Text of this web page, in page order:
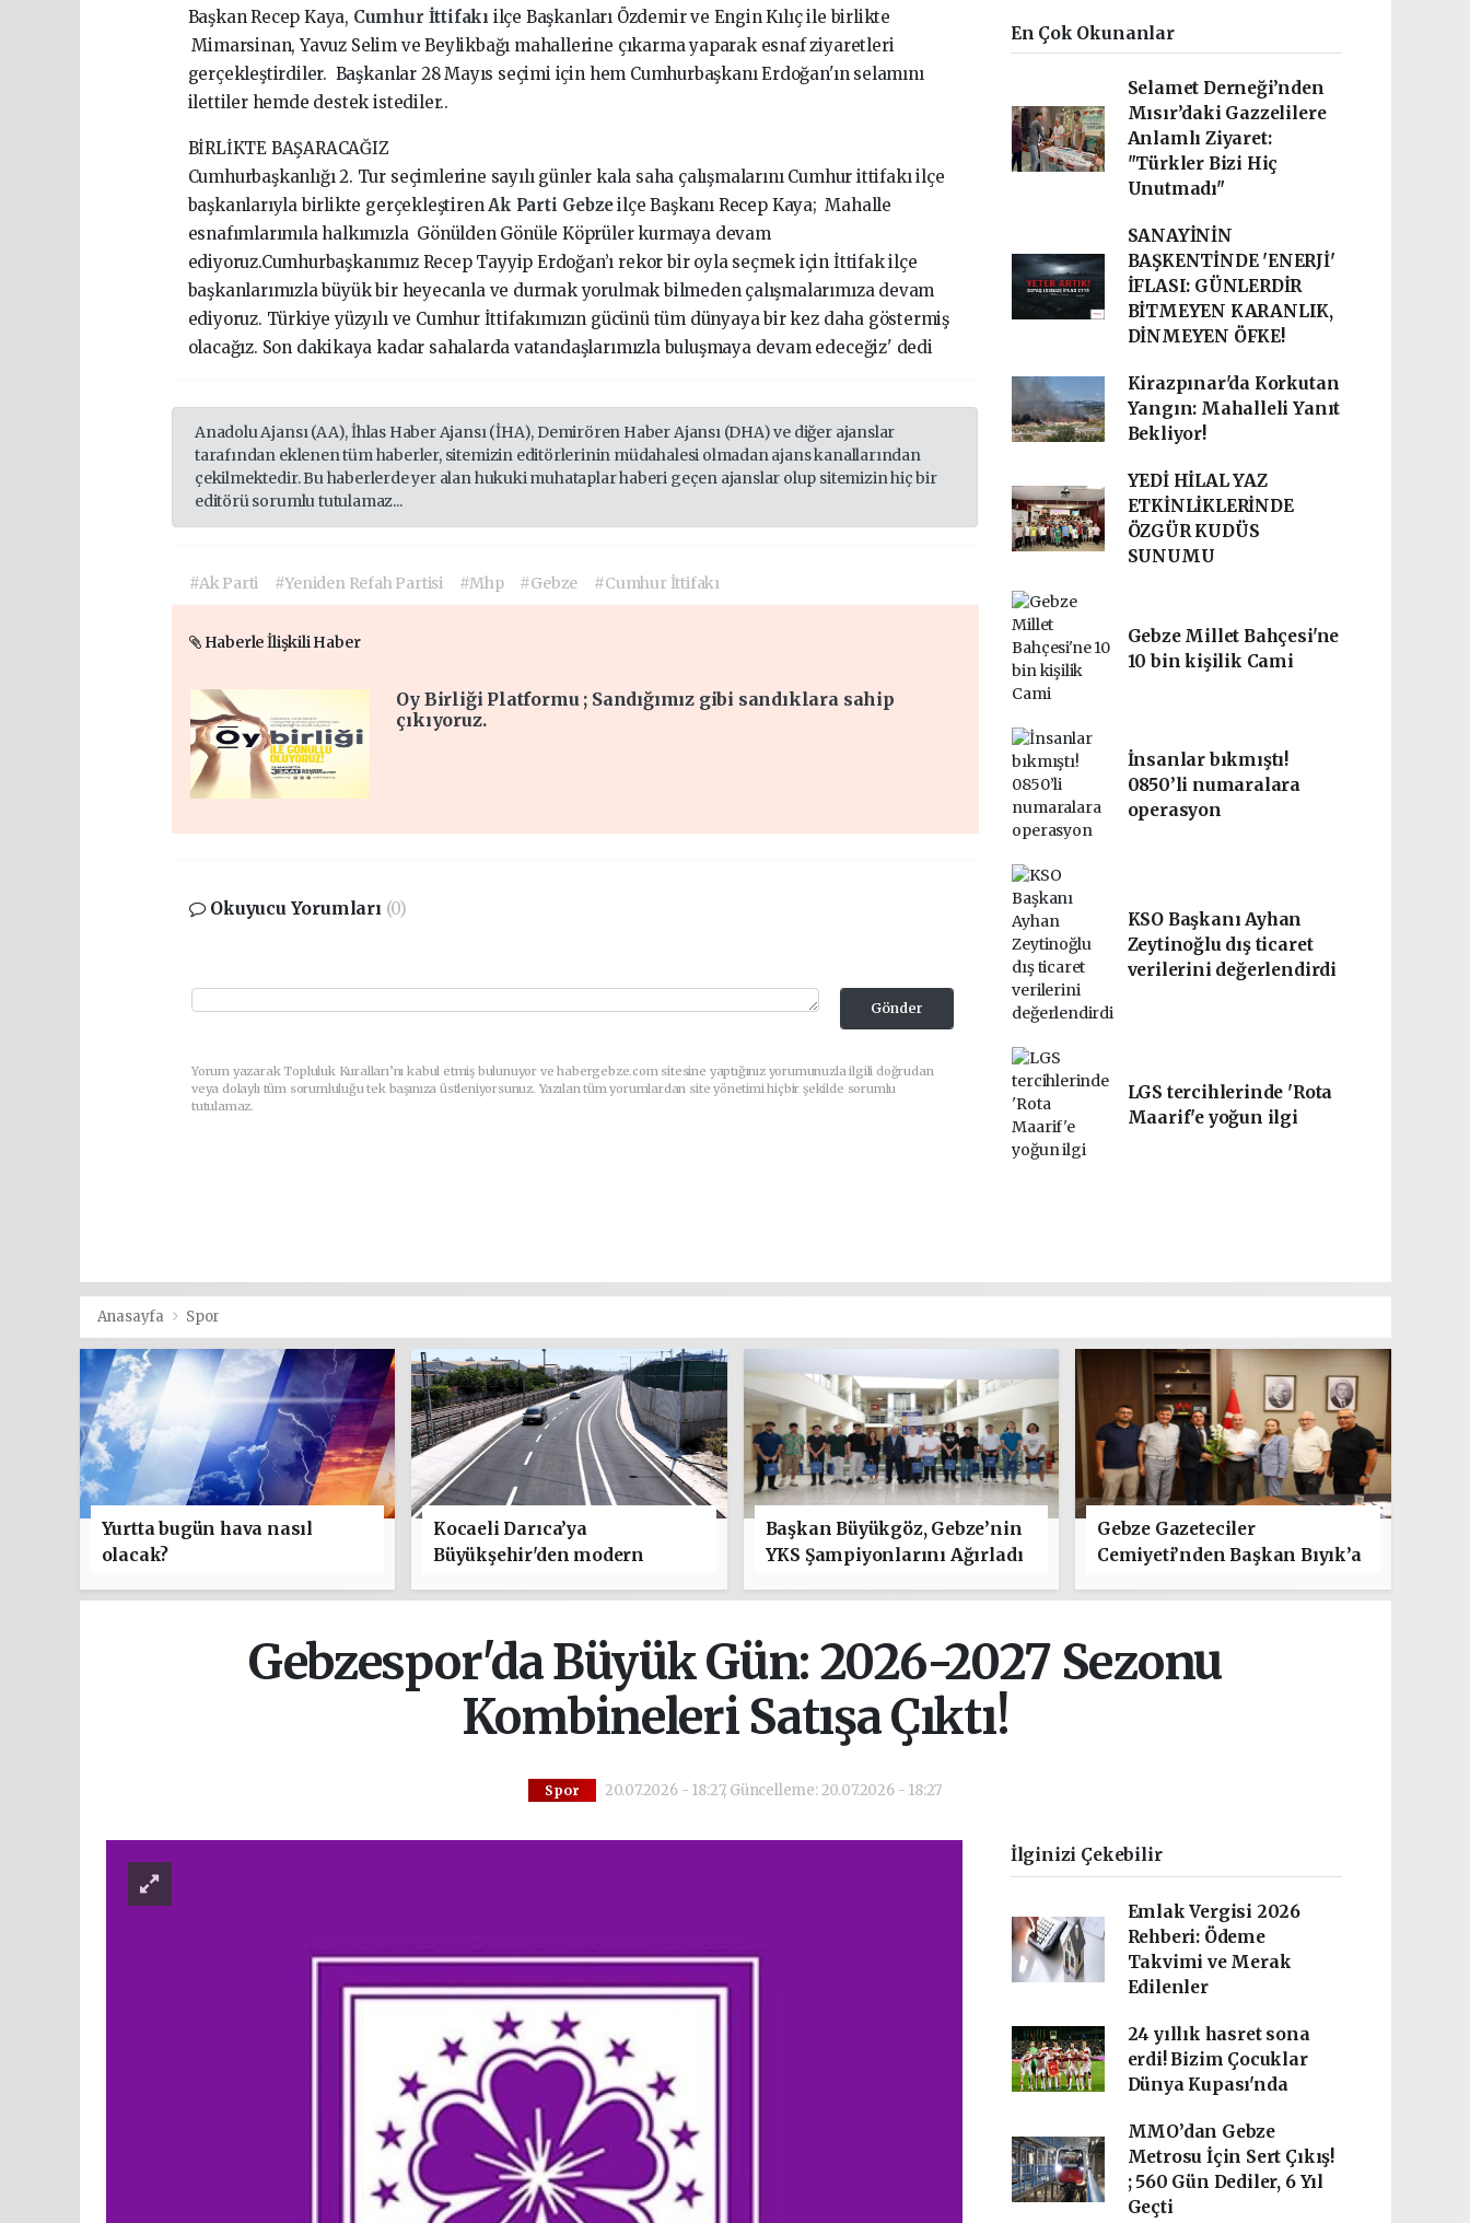
Başkan Recep Kaya, Cumhur İttifakı ilçe Başkanları Özdemir ve Engin Kılıç ile birlikte
Mimarsinan, Yavuz Selim ve Beylikbağı mahallerine çıkarma yaparak esnaf ziyaretleri
gerçekleştirdiler. Başkanlar 28 Mayıs seçimi için hem Cumhurbaşkanı Erdoğan'ın selamını
ilettiler hemde destek istediler..
BİRLİKTE BAŞARACAĞIZ
Cumhurbaşkanlığı 2. Tur seçimlerine sayılı günler kala saha çalışmalarını Cumhur ittifakı ilçe
başkanlarıyla birlikte gerçekleştirenAk Parti Gebzeilçe Başkanı Recep Kaya; Mahalle
esnafımlarımıla halkımızla Gönülden Gönüle Köprüler kurmaya devam
ediyoruz.Cumhurbaşkanımız Recep Tayyip Erdoğan’ı rekor bir oyla seçmek için İttifak ilçe
başkanlarımızla büyük bir heyecanla ve durmak yorulmak bilmeden çalışmalarımıza devam
ediyoruz. Türkiye yüzyılı ve Cumhur İttifakımızın gücünü tüm dünyaya bir kez daha göstermiş
olacağız. Son dakikaya kadar sahalarda vatandaşlarımızla buluşmaya devam edeceğiz' dedi
Anadolu Ajansı (AA), İhlas Haber Ajansı (İHA), Demirören Haber Ajansı (DHA) ve diğer ajanslar
tarafından eklenen tüm haberler, sitemizin editörlerinin müdahalesi olmadan ajans kanallarından
çekilmektedir. Bu haberlerde yer alan hukuki muhataplar haberi geçen ajanslar olup sitemizin hiç bir
editörü sorumlu tutulamaz...
#Ak Parti #Yeniden Refah Partisi #Mhp #Gebze #Cumhur İttifakı
Haberle İlişkili Haber
Oy Birliği Platformu ; Sandığımız gibi sandıklara sahip
çıkıyoruz.
Okuyucu Yorumları (0)
Gönder
Yorum yazarak Topluluk Kuralları’nı kabul etmiş bulunuyor ve habergebze.com sitesine yaptığınız yorumunuzla ilgili doğrudan
veya dolaylı tüm sorumluluğu tek başınıza üstleniyorsunuz. Yazılan tüm yorumlardan site yönetimi hiçbir şekilde sorumlu
tutulamaz.
En Çok Okunanlar
Selamet Derneği’nden
Mısır’daki Gazzelilere
Anlamlı Ziyaret:
"Türkler Bizi Hiç
Unutmadı"
SANAYİNİN
BAŞKENTİNDE 'ENERJİ'
İFLASI: GÜNLERDİR
BİTMEYEN KARANLIK,
DİNMEYEN ÖFKE!
Kirazpınar'da Korkutan
Yangın: Mahalleli Yanıt
Bekliyor!
YEDİ HİLAL YAZ
ETKİNLİKLERİNDE
ÖZGÜR KUDÜS
SUNUMU
Gebze Millet Bahçesi'ne
10 bin kişilik Cami
İnsanlar bıkmıştı!
0850’li numaralara
operasyon
KSO Başkanı Ayhan
Zeytinoğlu dış ticaret
verilerini değerlendirdi
LGS tercihlerinde 'Rota
Maarif'e yoğun ilgi
Anasayfa Spor
Yurtta bugün hava nasıl
olacak?
Kocaeli Darıca’ya
Büyükşehir'den modern
Başkan Büyükgöz, Gebze’nin
YKS Şampiyonlarını Ağırladı
Gebze Gazeteciler
Cemiyeti’nden Başkan Bıyık’a
Gebzespor'da Büyük Gün: 2026-2027 Sezonu
Kombineleri Satışa Çıktı!
Spor 20.07.2026 - 18:27, Güncelleme: 20.07.2026 - 18:27
İlginizi Çekebilir
Emlak Vergisi 2026
Rehberi: Ödeme
Takvimi ve Merak
Edilenler
24 yıllık hasret sona
erdi! Bizim Çocuklar
Dünya Kupası'nda
MMO’dan Gebze
Metrosu İçin Sert Çıkış!
; 560 Gün Dediler, 6 Yıl
Geçti